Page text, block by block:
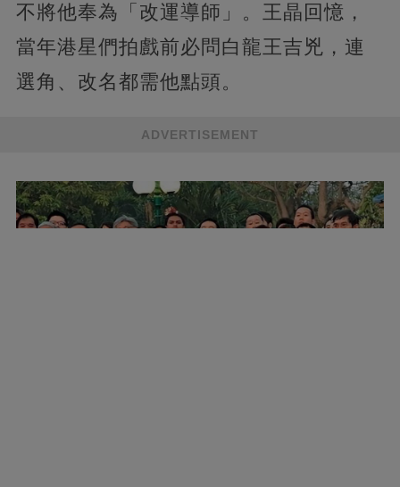
不將他奉為「改運導師」。王晶回憶，
當年港星們拍戲前必問白龍王吉兇，連
選角、改名都需他點頭。
ADVERTISEMENT